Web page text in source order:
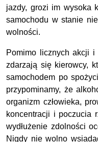
jazdy, grozi im wysoka
samochodu w stanie
wolności.
Pomimo licznych akcji i
zdarzają się kierowcy,
samochodem po
przypominamy, że
organizm człowieka,
koncentracji i poczucia
wydłużenie zdolności
Nigdy nie wolno